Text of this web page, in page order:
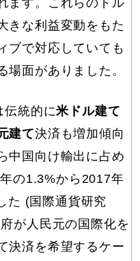
きな利益変動をもた
ブで対応していても
場面がありました。
伝統的に米ドル建て
建て決済も増加傾向
中国向け輸出に占め
の1.3%から2017年
た (国際通貨研究
が人民元の国際化を
決済を希望するケー